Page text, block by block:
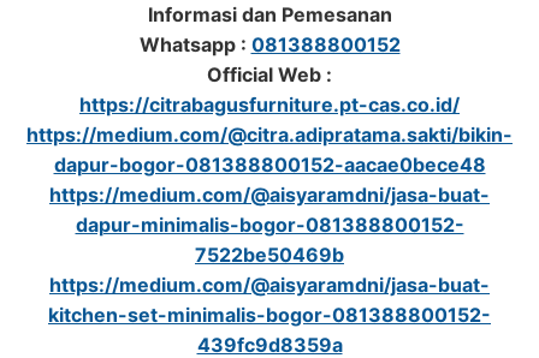
Informasi dan Pemesanan
Whatsapp : 081388800152
Official Web :
https://citrabagusfurniture.pt-cas.co.id/
https://medium.com/@citra.adipratama.sakti/bikin-
dapur-bogor-081388800152-aacae0bece48
https://medium.com/@aisyaramdni/jasa-buat-
dapur-minimalis-bogor-081388800152-
7522be50469b
https://medium.com/@aisyaramdni/jasa-buat-
kitchen-set-minimalis-bogor-081388800152-
439fc9d8359a